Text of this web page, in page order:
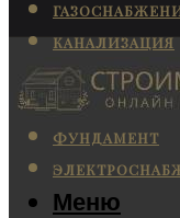
КАНАЛИЗАЦИЯ
ОТОПЛЕНИЕ
ФУНДАМЕНТ
Меню